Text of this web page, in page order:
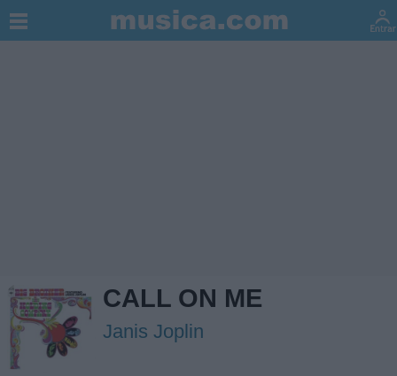
CALL ON ME
Janis Joplin